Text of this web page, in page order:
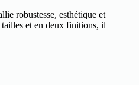
robustesse, esthétique et
et en deux finitions, il